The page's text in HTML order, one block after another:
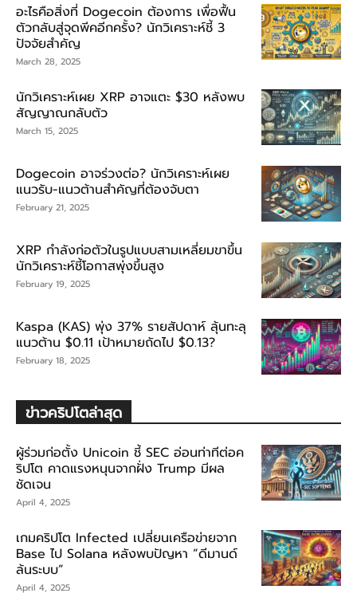
อะไรคือสิ่งที่ Dogecoin ต้องการ เพื่อฟื้น
ตัวกลับสู่จุดพีคอีกครั้ง? นักวิเคราะห์ชี้ 3
ปัจจัยสำคัญ
March 28, 2025
นักวิเคราะห์เผย XRP อาจแตะ $30 หลังพบ
สัญญาณกลับตัว
March 15, 2025
Dogecoin อาจร่วงต่อ? นักวิเคราะห์เผย
แนวรับ-แนวต้านสำคัญที่ต้องจับตา
February 21, 2025
XRP กำลังก่อตัวในรูปแบบสามเหลี่ยมขาขึ้น
นักวิเคราะห์ชี้โอกาสพุ่งขึ้นสูง
February 19, 2025
Kaspa (KAS) พุ่ง 37% รายสัปดาห์ ลุ้นทะลุ
แนวต้าน $0.11 เป้าหมายถัดไป $0.13?
February 18, 2025
ข่าวคริปโตล่าสุด
ผู้ร่วมก่อตั้ง Unicoin ชี้ SEC อ่อนท่าทีต่อค
ริปโต คาดแรงหนุนจากฝั่ง Trump มีผล
ชัดเจน
April 4, 2025
เกมคริปโต Infected เปลี่ยนเครือข่ายจาก
Base ไป Solana หลังพบปัญหา “ดีมานด์
ล้นระบบ”
April 4, 2025